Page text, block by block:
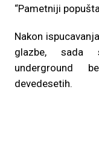
“Pametniji
Nakon
glazbe, sada
underground
devedesetih.